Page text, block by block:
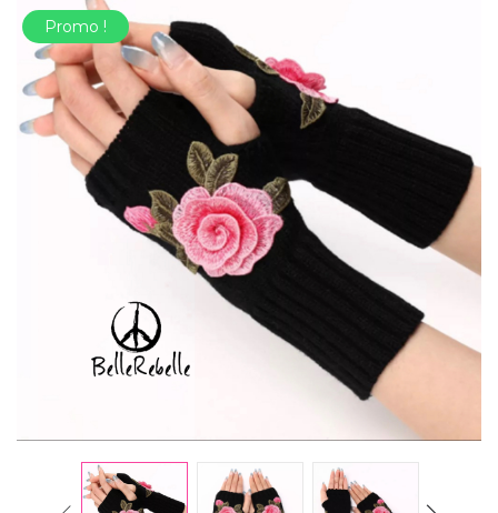
Promo !